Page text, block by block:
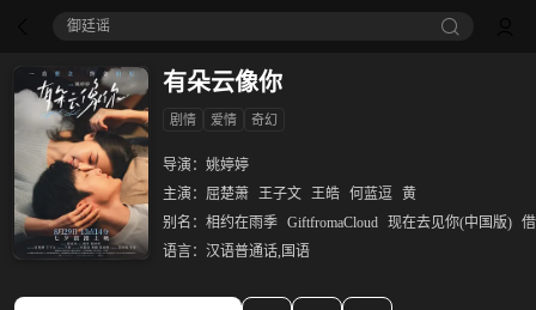
御廷谣‎
有朵云像你
剧情 爱情 奇幻
导演： 姚婷婷
主演： 屈楚萧 王子文 王皓 何蓝逗 黄
别名： 相约在雨季 GiftfromaCloud 现在去见你(中国版)
语言： 汉语普通话,国语